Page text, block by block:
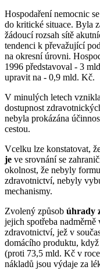
Hospodaření nemocnic
do kritické situace. Byla
žádoucí rozsah sítě
tendenci k převažující
na okresní úrovni.
1996 představoval - 3
upravit na - 0,9 mld. Kč.
V minulých letech
dostupnost
nebyla prokázána
cestou.
Vcelku lze konstatovat,
je ve srovnání se
okolnost, že nebyly
zdravotnictví, nebyly
mechanismy.
Zvolený způsob úhrady
jejich spotřeba
zdravotnictví, jež v
domácího produktu,
(proti 73,5 mld. Kč v
nákladů jsou výdaje za